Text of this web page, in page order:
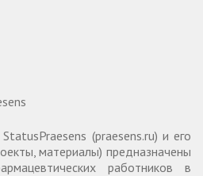
(praesens.ru) и его
материалы) предназначены
работников в